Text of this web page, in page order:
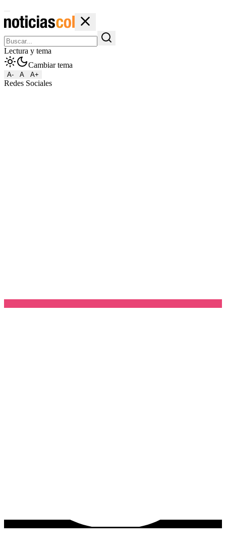
Lectura y tema
Cambiar tema
A- A A+
Redes Sociales